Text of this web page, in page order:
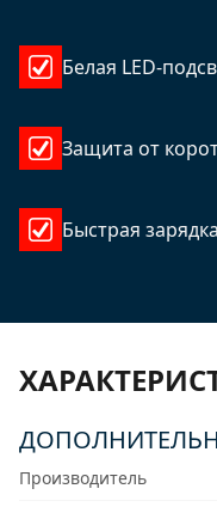
Белая LED-
Защита от
Быстрая
Производитель